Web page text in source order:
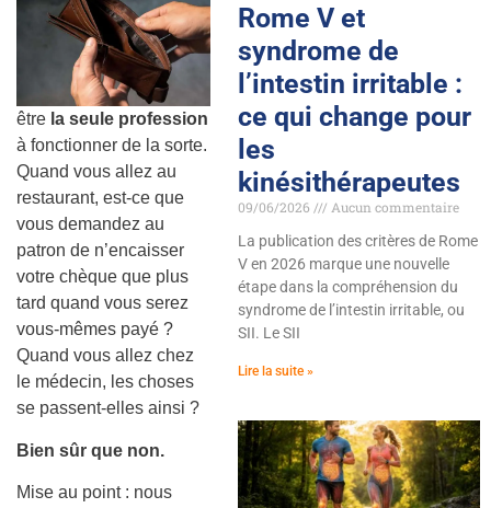
être la seule profession
à fonctionner de la sorte.
Quand vous allez au
restaurant, est-ce que
vous demandez au
patron de n’encaisser
votre chèque que plus
tard quand vous serez
vous-mêmes payé ?
Quand vous allez chez
le médecin, les choses
se passent-elles ainsi ?
Bien sûr que non.
Mise au point : nous
Rome V et
syndrome de
l’intestin irritable :
ce qui change pour
les
kinésithérapeutes
09/06/2026
Aucun commentaire
La publication des critères de Rome
V en 2026 marque une nouvelle
étape dans la compréhension du
syndrome de l’intestin irritable, ou
SII. Le SII
Lire la suite »